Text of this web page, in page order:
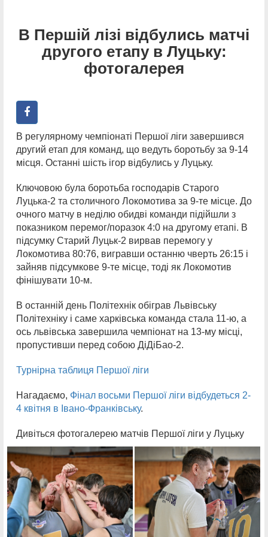
В Першій лізі відбулись матчі
другого етапу в Луцьку:
фотогалерея
В регулярному чемпіонаті Першої ліги завершився
другий етап для команд, що ведуть боротьбу за 9-14
місця. Останні шість ігор відбулись у Луцьку.
Ключовою була боротьба господарів Старого
Луцька-2 та столичного Локомотива за 9-те місце. До
очного матчу в неділю обидві команди підійшли з
показником перемог/поразок 4:0 на другому етапі. В
підсумку Старий Луцьк-2 вирвав перемогу у
Локомотива 80:76, вигравши останню чверть 26:15 і
зайняв підсумкове 9-те місце, тоді як Локомотив
фінішувати 10-м.
В останній день Політехнік обіграв Львівську
Політехніку і саме харківська команда стала 11-ю, а
ось львівська завершила чемпіонат на 13-му місці,
пропустивши перед собою ДіДіБао-2.
Турнірна таблиця Першої ліги
Нагадаємо, Фінал восьми Першої ліги відбудеться 2-
4 квітня в Івано-Франківську.
Дивіться фотогалерею матчів Першої ліги у Луцьку